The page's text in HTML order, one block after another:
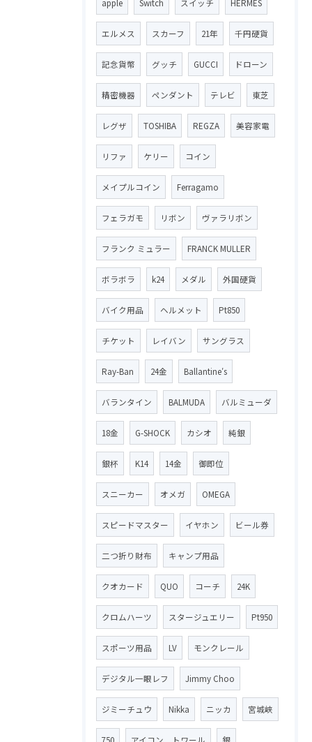
apple Switch スイッチ HERMES
エルメス スカーフ 21年 千円硬貨
記念貨幣 グッチ GUCCI ドローン
精密機器 ペンダント テレビ 東芝
レグザ TOSHIBA REGZA 美容家電
リファ ケリー コイン
メイプルコイン Ferragamo
フェラガモ リボン ヴァラリボン
フランク ミュラー FRANCK MULLER
ボラボラ k24 メダル 外国硬貨
バイク用品 ヘルメット Pt850
チケット レイバン サングラス
Ray-Ban 24金 Ballantine′s
バランタイン BALMUDA バルミューダ
18金 G-SHOCK カシオ 純銀
銀杯 K14 14金 御即位
スニーカー オメガ OMEGA
スピードマスター イヤホン ビール券
二つ折り財布 キャンプ用品
クオカード QUO コーチ 24K
クロムハーツ スタージュエリー Pt950
スポーツ用品 LV モンクレール
デジタル一眼レフ Jimmy Choo
ジミーチュウ Nikka ニッカ 宮城峡